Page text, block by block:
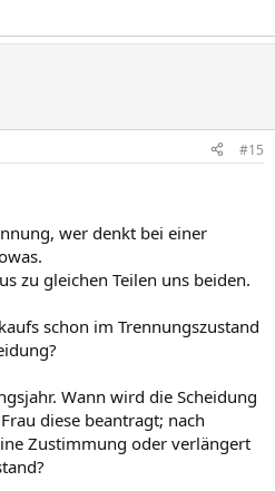
#15
wer denkt bei einer
zu gleichen Teilen uns beiden.
schon im Trennungszustand
Wann wird die Scheidung
diese beantragt; nach
Zustimmung oder verlängert